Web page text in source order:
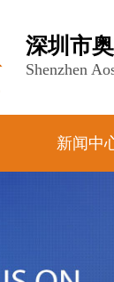
深圳市
Shenzhen
新闻中